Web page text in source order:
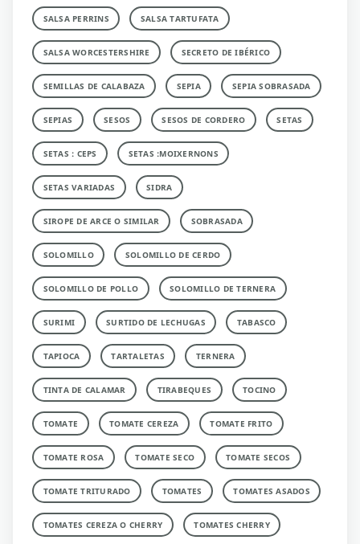
SALSA PERRINS SALSA TARTUFATA
SALSA WORCESTERSHIRE SECRETO DE IBÉRICO
SEMILLAS DE CALABAZA SEPIA SEPIA SOBRASADA
SEPIAS SESOS SESOS DE CORDERO SETAS
SETAS : CEPS SETAS :MOIXERNONS
SETAS VARIADAS SIDRA
SIROPE DE ARCE O SIMILAR SOBRASADA
SOLOMILLO SOLOMILLO DE CERDO
SOLOMILLO DE POLLO SOLOMILLO DE TERNERA
SURIMI SURTIDO DE LECHUGAS TABASCO
TAPIOCA TARTALETAS TERNERA
TINTA DE CALAMAR TIRABEQUES TOCINO
TOMATE TOMATE CEREZA TOMATE FRITO
TOMATE ROSA TOMATE SECO TOMATE SECOS
TOMATE TRITURADO TOMATES TOMATES ASADOS
TOMATES CEREZA O CHERRY TOMATES CHERRY